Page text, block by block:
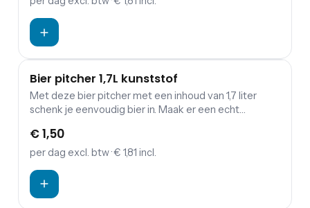
Bier pitcher 1,7L kunststof
Met deze bier pitcher met een inhoud van 1,7 liter
schenk je eenvoudig bier in. Maak er een echt
deze bier pitchers.
€ 1,50
per dag excl. btw· € 1,81 incl.